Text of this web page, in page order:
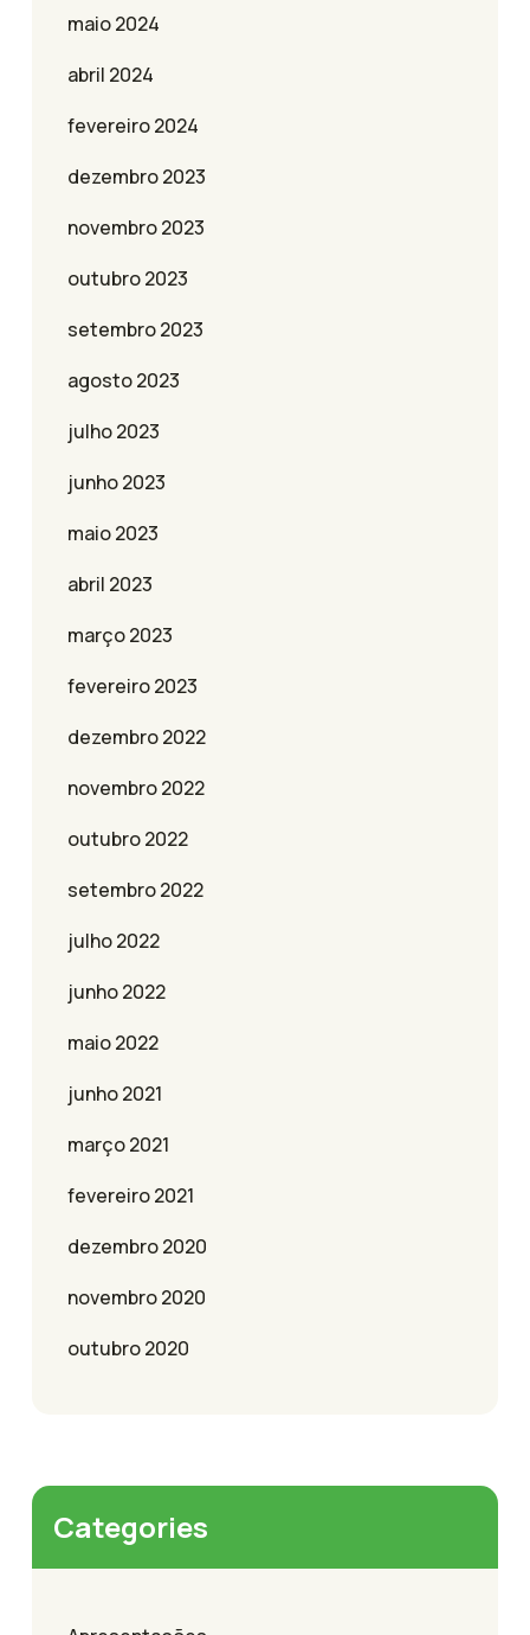
maio 2024
abril 2024
fevereiro 2024
dezembro 2023
novembro 2023
outubro 2023
setembro 2023
agosto 2023
julho 2023
junho 2023
maio 2023
abril 2023
março 2023
fevereiro 2023
dezembro 2022
novembro 2022
outubro 2022
setembro 2022
julho 2022
junho 2022
maio 2022
junho 2021
março 2021
fevereiro 2021
dezembro 2020
novembro 2020
outubro 2020
Categories